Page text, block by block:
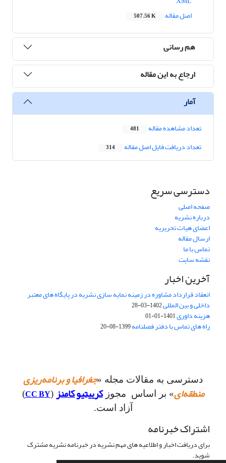
اصل مقاله
507.56 K
هم رسانی
ارجاع به این مقاله
آمار
تعداد مشاهده مقاله 481
تعداد دریافت فایل اصل مقاله 314
دسترسی سریع
صفحه اصلی
درباره نشریه
اعضای هیات تحریریه
ارسال مقاله
تماس با ما
نقشه سایت
آخرین اخبار
انعقاد قرارداد مشاوره در زمینه نمایه سازی نشریه در پایگاه های معتبر
داخلی و بین المللی1402-03-28
هزینه داوری1401-01-01
راه های تماس با دفتر فصلنامه1399-08-20
دسترسی به مقالات مجله «جغرافیا و برنامه‌ریزی
منطقه‌ای» بر اساس مجوزکرییتیو کامنز (
CC BY
)
آزاد است.
اشتراک خبرنامه
برای دریافت اخبار و اطلاعیه های مهم نشریه در خبرنامه نشریه مشترک
شوید.